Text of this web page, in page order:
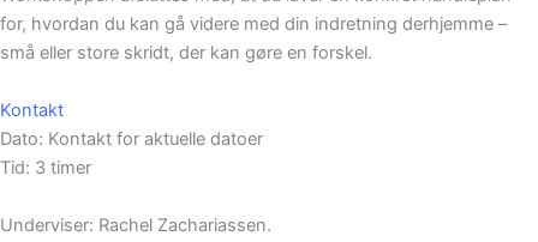
for, hvordan du kan gå videre med din indretning derhjemme –
små eller store skridt, der kan gøre en forskel.
Kontakt
Dato: Kontakt for aktuelle datoer
Tid: 3 timer
Underviser: Rachel Zachariassen.